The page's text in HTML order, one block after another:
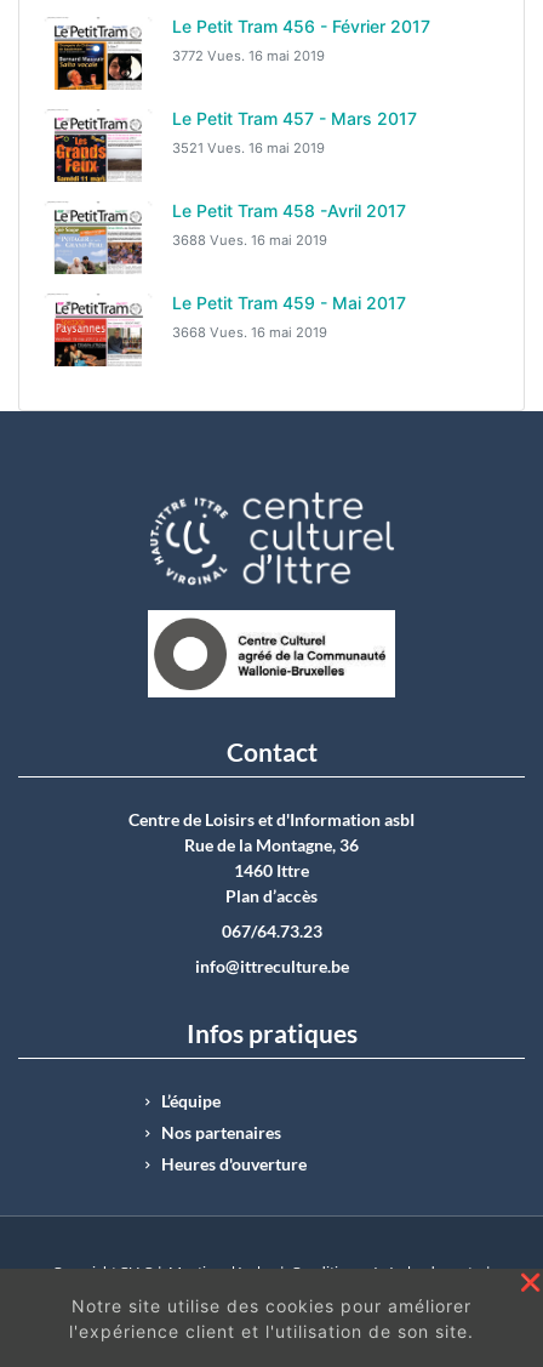
Le Petit Tram 456 - Février 2017
3772 Vues. 16 mai 2019
Le Petit Tram 457 - Mars 2017
3521 Vues. 16 mai 2019
Le Petit Tram 458 -Avril 2017
3688 Vues. 16 mai 2019
Le Petit Tram 459 - Mai 2017
3668 Vues. 16 mai 2019
Contact
Centre de Loisirs et d'Information asbI
Rue de la Montagne, 36
1460 Ittre
Plan d’accès
067/64.73.23
info@ittreculture.be
Infos pratiques
L’équipe
Nos partenaires
Heures d'ouverture
Copyright CLI © | Mentions légales | Conditions générales de vente |
N°Entreprise : BE0414.742.009 |
BE50 0012 6285 4518
Notre site utilise des cookies pour améliorer
l'expérience client et l'utilisation de son site.